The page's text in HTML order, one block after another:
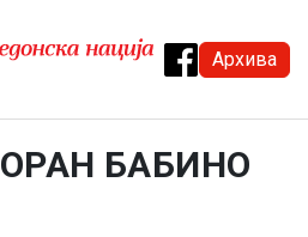
Архива
БАБИНО